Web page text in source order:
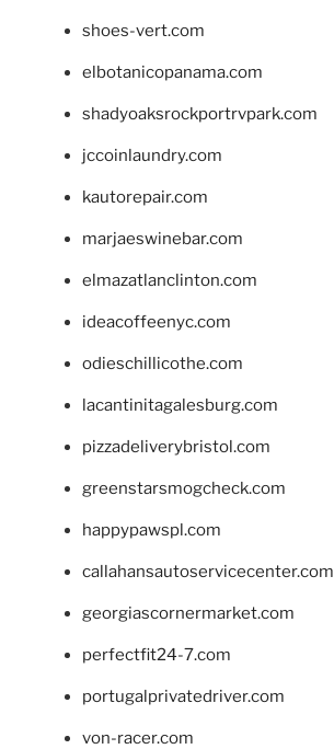
shoes-vert.com
elbotanicopanama.com
shadyoaksrockportrvpark.com
jccoinlaundry.com
kautorepair.com
marjaeswinebar.com
elmazatlanclinton.com
ideacoffeenyc.com
odieschillicothe.com
lacantinitagalesburg.com
pizzadeliverybristol.com
greenstarsmogcheck.com
happypawspl.com
callahansautoservicecenter.com
georgiascornermarket.com
perfectfit24-7.com
portugalprivatedriver.com
von-racer.com